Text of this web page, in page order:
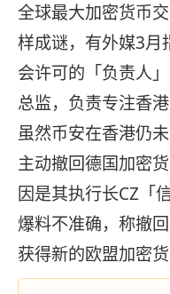
全球最大加密货币
样成谜，有外媒3月
会许可的「负责人
总监，负责专注香港
虽然币安在香港仍
主动撤回德国加密
因是其执行长CZ「
爆料不准确，称撤
获得新的欧盟加密货